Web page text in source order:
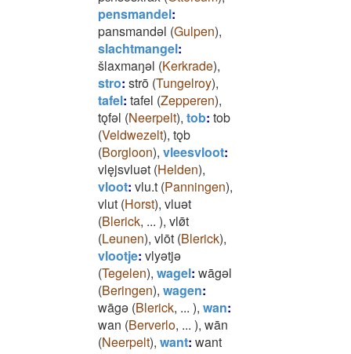
pensmandel:
pansmandǝl (Gulpen),
slachtmangel:
šlaxmaŋǝl (Kerkrade),
stro: strō (Tungelroy),
tafel: tafel (Zepperen),
tǫfǝl (Neerpelt), tob: tob
(Veldwezelt), tǫb
(Borgloon), vleesvloot:
vlęjsvluǝt (Helden),
vloot: vlu.t (Panningen),
vlut (Horst), vluǝt
(Blerick, ... ), vlø̄t
(Leunen), vlōt (Blerick),
vlootje: vlyǝtjǝ
(Tegelen), wagel: wāgǝl
(Beringen), wagen:
wāgǝ (Blerick, ... ), wan:
wan (Berverlo, ... ), wān
(Neerpelt), want: want